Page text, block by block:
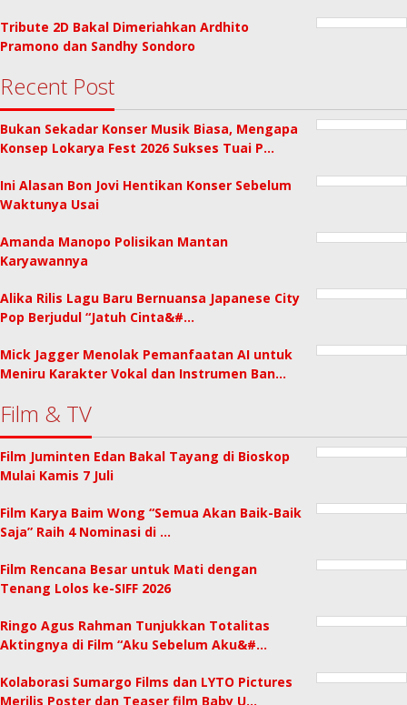
Tribute 2D Bakal Dimeriahkan Ardhito
Pramono dan Sandhy Sondoro
Recent Post
Bukan Sekadar Konser Musik Biasa, Mengapa
Konsep Lokarya Fest 2026 Sukses Tuai P…
Ini Alasan Bon Jovi Hentikan Konser Sebelum
Waktunya Usai
Amanda Manopo Polisikan Mantan
Karyawannya
Alika Rilis Lagu Baru Bernuansa Japanese City
Pop Berjudul “Jatuh Cinta&#…
Mick Jagger Menolak Pemanfaatan AI untuk
Meniru Karakter Vokal dan Instrumen Ban…
Film & TV
Film Juminten Edan Bakal Tayang di Bioskop
Mulai Kamis 7 Juli
Film Karya Baim Wong “Semua Akan Baik-Baik
Saja” Raih 4 Nominasi di …
Film Rencana Besar untuk Mati dengan
Tenang Lolos ke-SIFF 2026
Ringo Agus Rahman Tunjukkan Totalitas
Aktingnya di Film “Aku Sebelum Aku&#…
Kolaborasi Sumargo Films dan LYTO Pictures
Merilis Poster dan Teaser film Baby U…